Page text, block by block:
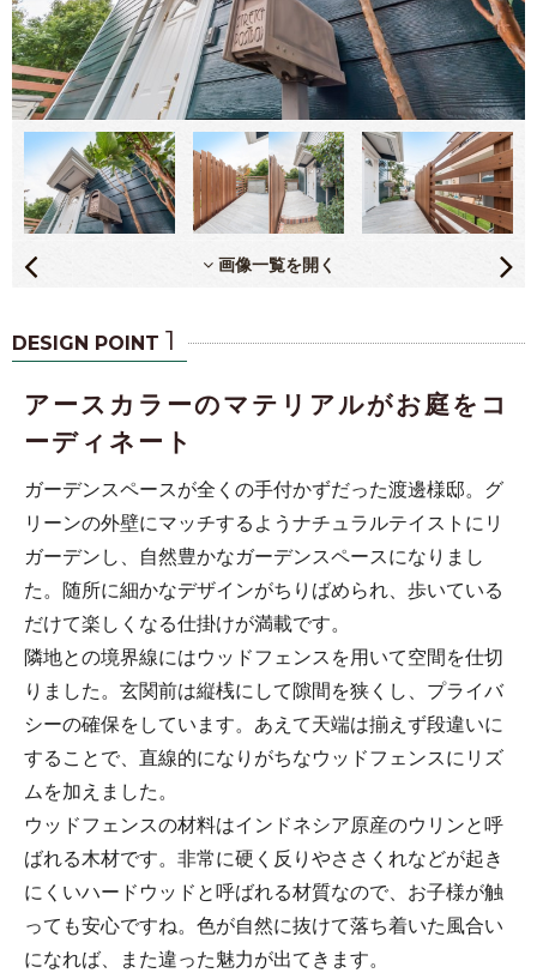
画像一覧を開く
DESIGN POINT 1
アースカラーのマテリアルがお庭をコ
ーディネート
ガーデンスペースが全くの手付かずだった渡邊様邸。グ
リーンの外壁にマッチするようナチュラルテイストにリ
ガーデンし、自然豊かなガーデンスペースになりまし
た。随所に細かなデザインがちりばめられ、歩いている
だけて楽しくなる仕掛けが満載です。
隣地との境界線にはウッドフェンスを用いて空間を仕切
りました。玄関前は縦桟にして隙間を狭くし、プライバ
シーの確保をしています。あえて天端は揃えず段違いに
することで、直線的になりがちなウッドフェンスにリズ
ムを加えました。
ウッドフェンスの材料はインドネシア原産のウリンと呼
ばれる木材です。非常に硬く反りやささくれなどが起き
にくいハードウッドと呼ばれる材質なので、お子様が触
っても安心ですね。色が自然に抜けて落ち着いた風合い
になれば、また違った魅力が出てきます。